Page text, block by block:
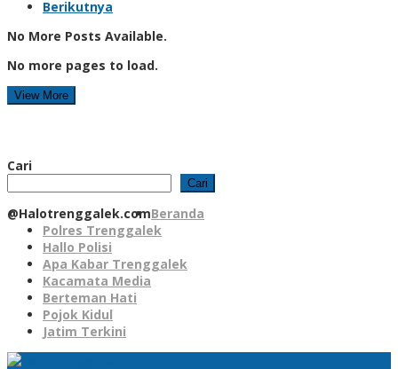
Berikutnya
No More Posts Available.
No more pages to load.
View More
Cari
Cari
@Halotrenggalek.comBeranda
Polres Trenggalek
Hallo Polisi
Apa Kabar Trenggalek
Kacamata Media
Berteman Hati
Pojok Kidul
Jatim Terkini